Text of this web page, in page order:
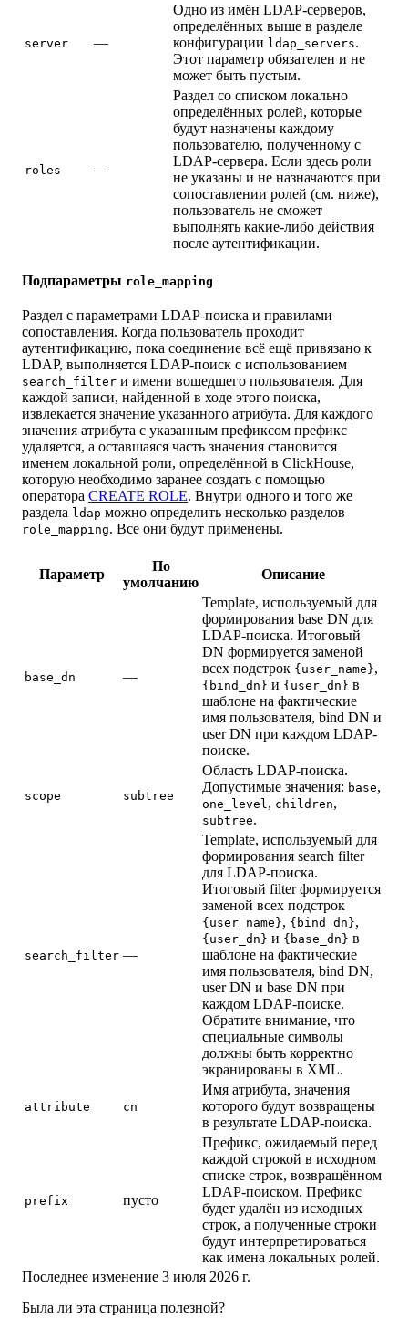
server —
Одно из имён LDAP-серверов,
определённых выше в разделе
конфигурации ldap_servers.
Этот параметр обязателен и не
может быть пустым.
roles —
Раздел со списком локально
определённых ролей, которые
будут назначены каждому
пользователю, полученному с
LDAP-сервера. Если здесь роли
не указаны и не назначаются при
сопоставлении ролей (см. ниже),
пользователь не сможет
выполнять какие-либо действия
после аутентификации.
Подпараметры role_mapping
Раздел с параметрами LDAP-поиска и правилами
сопоставления. Когда пользователь проходит
аутентификацию, пока соединение всё ещё привязано к
LDAP, выполняется LDAP-поиск с использованием
search_filter и имени вошедшего пользователя. Для
каждой записи, найденной в ходе этого поиска,
извлекается значение указанного атрибута. Для каждого
значения атрибута с указанным префиксом префикс
удаляется, а оставшаяся часть значения становится
именем локальной роли, определённой в ClickHouse,
которую необходимо заранее создать с помощью
оператора CREATE ROLE. Внутри одного и того же
раздела ldap можно определить несколько разделов
role_mapping. Все они будут применены.
Параметр
По
умолчанию
Описание
base_dn —
Template, используемый для
формирования base DN для
LDAP-поиска. Итоговый
DN формируется заменой
всех подстрок {user_name},
{bind_dn} и {user_dn} в
шаблоне на фактические
имя пользователя, bind DN и
user DN при каждом LDAP-
поиске.
scope subtree
Область LDAP-поиска.
Допустимые значения: base,
one_level , children,
subtree.
search_filter —
Template, используемый для
формирования search filter
для LDAP-поиска.
Итоговый filter формируется
заменой всех подстрок
{user_name}, {bind_dn},
{user_dn} и {base_dn} в
шаблоне на фактические
имя пользователя, bind DN,
user DN и base DN при
каждом LDAP-поиске.
Обратите внимание, что
специальные символы
должны быть корректно
экранированы в XML.
attribute cn
Имя атрибута, значения
которого будут возвращены
в результате LDAP-поиска.
prefix пусто
Префикс, ожидаемый перед
каждой строкой в исходном
списке строк, возвращённом
LDAP-поиском. Префикс
будет удалён из исходных
строк, а полученные строки
будут интерпретироваться
как имена локальных ролей.
Последнее изменение 3 июля 2026 г.
Была ли эта страница полезной?